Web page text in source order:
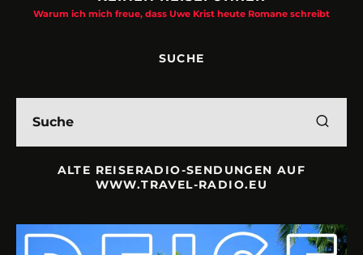
Warum ich mich freue, dass Uwe Krist heute Romane schreibt
SUCHE
ALTE REISERADIO-SENDUNGEN AUF
WWW.TRAVEL-RADIO.EU